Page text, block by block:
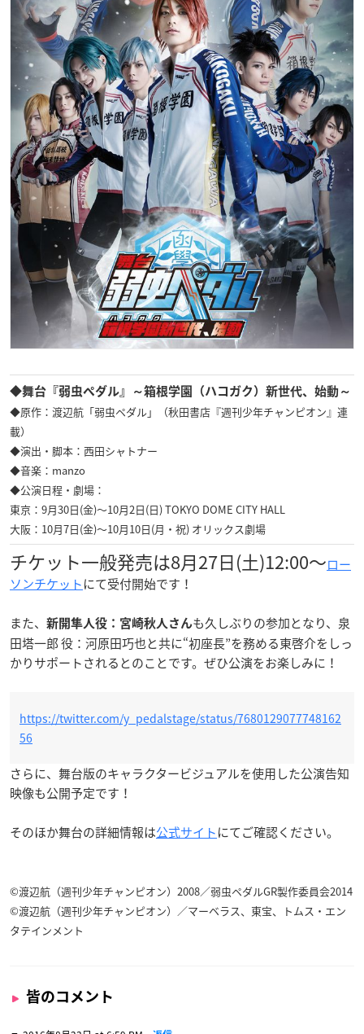
◆舞台『弱虫ペダル』～箱根学園（ハコガク）新世代、始動～
◆原作：渡辺航「弱虫ペダル」（秋田書店『週刊少年チャンピオン』連
載）
◆演出・脚本：西田シャトナー
◆音楽：manzo
◆公演日程・劇場：
東京：9月30日(金)～10月2日(日) TOKYO DOME CITY HALL
大阪：10月7日(金)～10月10日(月・祝) オリックス劇場
チケット一般発売は8月27日(土)12:00～ロー
ソンチケットにて受付開始です！
また、 新開隼人役： 宮崎秋人さんも久しぶりの参加となり、泉
田塔一郎 役：河原田巧也と共に“初座長”を務める東啓介をしっ
かりサポートされるとのことです。ぜひ公演をお楽しみに！
https://twitter.com/y_pedalstage/status/7680129077748162
56
さらに、舞台版のキャラクタービジュアルを使用した公演告知
映像も公開予定です！
そのほか舞台の詳細情報は公式サイトにてご確認ください。
©渡辺航（週刊少年チャンピオン）2008／弱虫ペダルGR製作委員会2014
©渡辺航（週刊少年チャンピオン）／マーベラス、東宝、トムス・エン
タテインメント
皆のコメント